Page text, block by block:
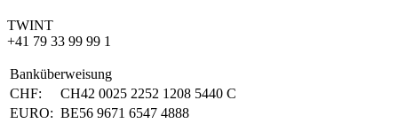
TWINT
+41 79 33 99 99 1
Banküberweisung
CHF:
CH42 0025 2252 1208 5440 C
EURO: BE56 9671 6547 4888